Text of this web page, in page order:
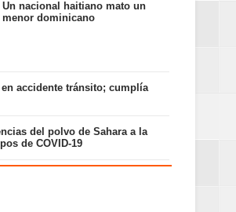
Un nacional haitiano mato un
menor dominicano
accidente tránsito; cumplía
del polvo de Sahara a la
de COVID-19